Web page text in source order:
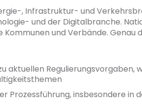
, Infrastruktur- und
und der Digitalbranche.
und Verbände. Genau
aktuellen Regulierungsvorgaben,
insbesondere in